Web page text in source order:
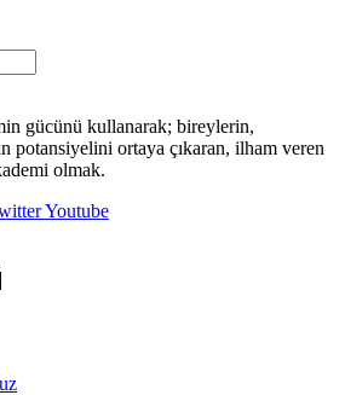
gücünü kullanarak; bireylerin,
potansiyelini ortaya çıkaran, ilham veren
olmak.
Youtube